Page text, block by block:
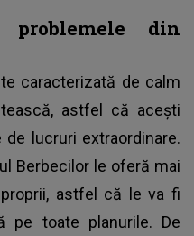
problemele din
caracterizată de calm
astfel că acești
lucruri extraordinare.
Berbecilor le oferă mai
astfel că le va fi
pe toate planurile. De